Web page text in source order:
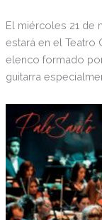
El miércoles 21 de
estará en el Teatro
elenco formado
guitarra